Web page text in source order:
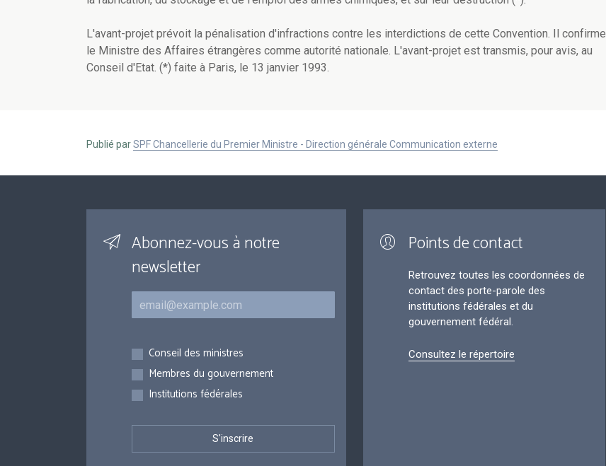
L'avant-projet prévoit la pénalisation d'infractions contre les interdictions de cette Convention. Il confirme
le Ministre des Affaires étrangères comme autorité nationale. L'avant-projet est transmis, pour avis, au
Conseil d'Etat. (*) faite à Paris, le 13 janvier 1993.
Publié parSPF Chancellerie du Premier Ministre - Direction générale Communication externe
Abonnez-vous à notre
newsletter
Courriel
Inscriptions
Conseil des ministres
Membres du gouvernement
Institutions fédérales
Points de contact
Retrouvez toutes les coordonnées de
contact des porte-parole des
institutions fédérales et du
gouvernement fédéral.
Consultez le répertoire